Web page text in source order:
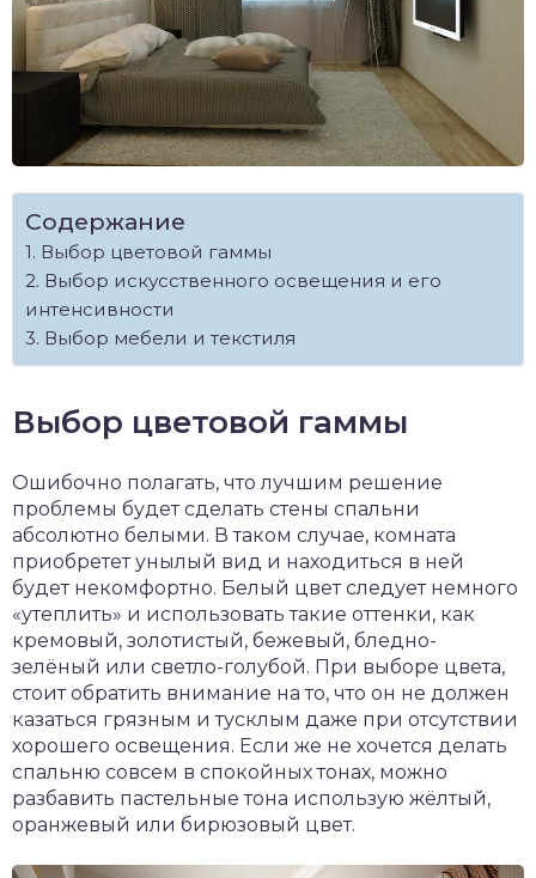
Содержание
Выбор цветовой гаммы
Выбор искусственного освещения и его
интенсивности
Выбор мебели и текстиля
Выбор цветовой гаммы
Ошибочно полагать, что лучшим решение
проблемы будет сделать стены спальни
абсолютно белыми. В таком случае, комната
приобретет унылый вид и находиться в ней
будет некомфортно. Белый цвет следует немного
«утеплить» и использовать такие оттенки, как
кремовый, золотистый, бежевый, бледно-
зелёный или светло-голубой. При выборе цвета,
стоит обратить внимание на то, что он не должен
казаться грязным и тусклым даже при отсутствии
хорошего освещения. Если же не хочется делать
спальню совсем в спокойных тонах, можно
разбавить пастельные тона использую жёлтый,
оранжевый или бирюзовый цвет.